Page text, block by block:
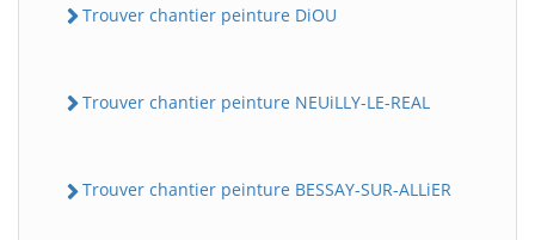
Trouver chantier peinture DiOU
Trouver chantier peinture NEUiLLY-LE-REAL
Trouver chantier peinture BESSAY-SUR-ALLiER